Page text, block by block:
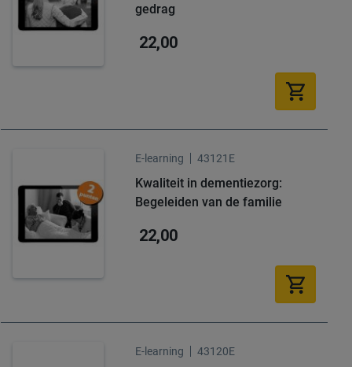
gedrag
22,00
E-learning 43121E
Kwaliteit in dementiezorg:
Begeleiden van de familie
22,00
E-learning 43120E